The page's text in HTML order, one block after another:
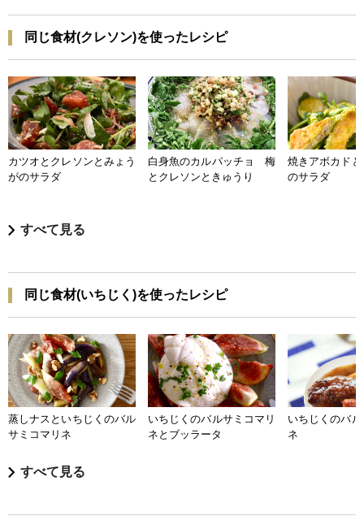
同じ食材(クレソン)を使ったレシピ
カツオとクレソンとみょう
がのサラダ
白身魚のカルパッチョ 梅
とクレソンときゅうり
焼きアボカド
のサラダ
すべて見る
同じ食材(いちじく)を使ったレシピ
蒸しナスといちじくのバル
サミコマリネ
いちじくのバルサミコマリ
ネとブッラータ
いちじくのバ
ネ
すべて見る